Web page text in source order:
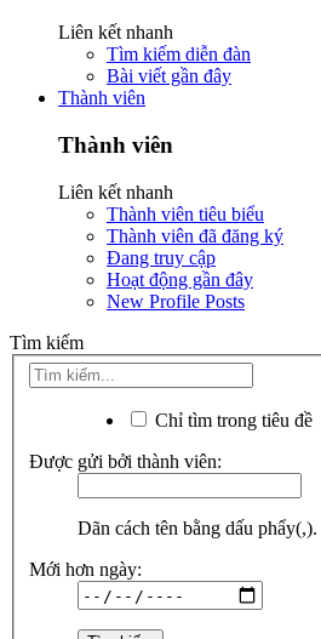
Liên kết nhanh
Tìm kiếm diễn đàn
Bài viết gần đây
Thành viên
Thành viên
Liên kết nhanh
Thành viên tiêu biểu
Thành viên đã đăng ký
Đang truy cập
Hoạt động gần đây
New Profile Posts
Tìm kiếm
Chỉ tìm trong tiêu đề
Được gửi bởi thành viên:
Dãn cách tên bằng dấu phẩy(,).
Mới hơn ngày: